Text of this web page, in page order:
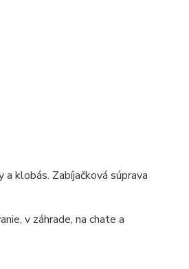
klobás. Zabíjačková súprava
v záhrade, na chate a